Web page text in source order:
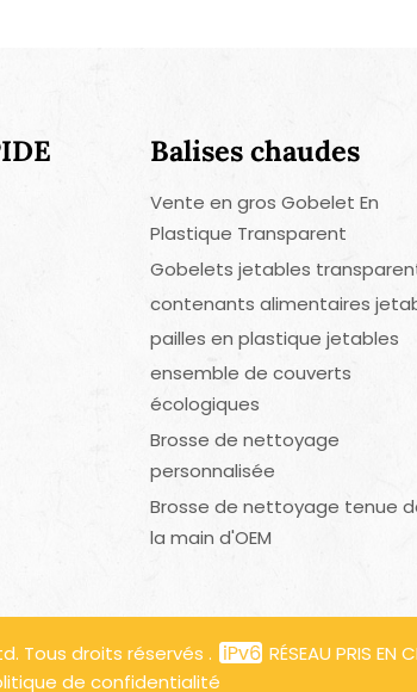
Balises chaudes
Vente en gros Gobelet En
Plastique Transparent
Gobelets jetables
contenants alimentaires
pailles en plastique jetables
ensemble de couverts
écologiques
Brosse de nettoyage
personnalisée
Brosse de nettoyage tenue
la main d'OEM
Tous droits réservés . RÉSEAU PRIS EN
de confidentialité